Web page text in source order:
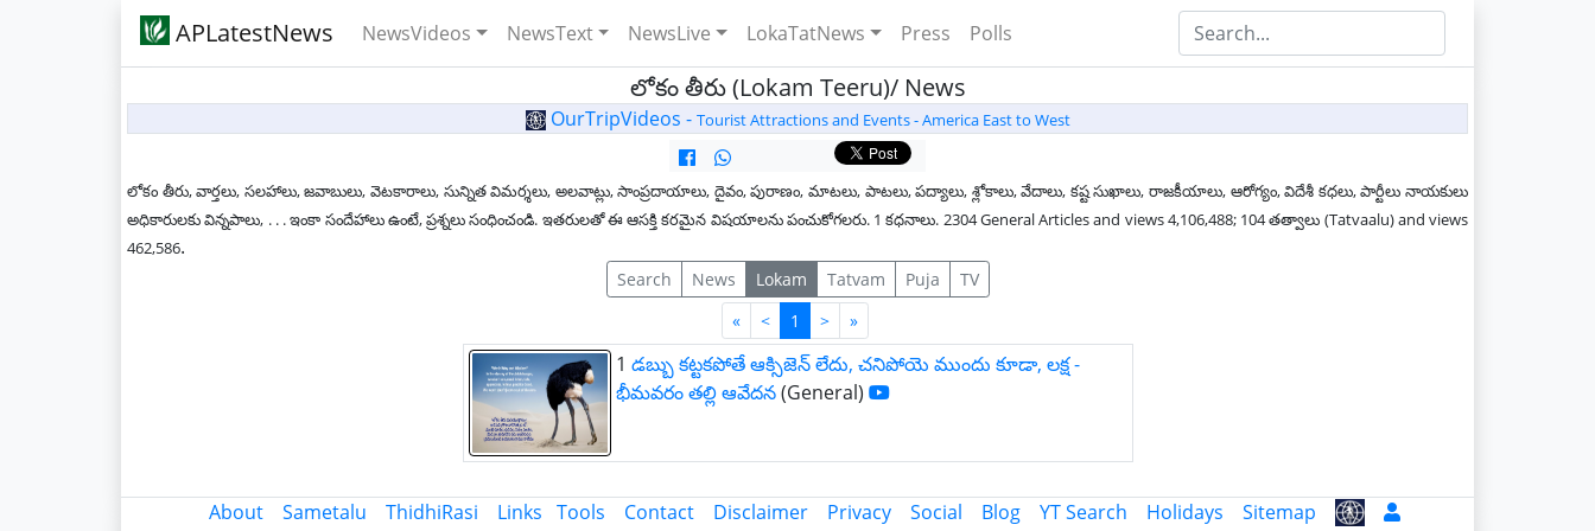
APLatestNews NewsVideos NewsText NewsLive LokaTatNews Press Polls
లోకం తీరు (Lokam Teeru)/ News
OurTripVideos - Tourist Attractions and Events - America East to West
లోకం తీరు, వార్తలు, సలహాలు, జవాబులు, వెటకారాలు, సున్నిత విమర్శలు, అలవాట్లు, సాంప్రదాయాలు, దైవం, పురాణం, మాటలు, పాటలు, పద్యాలు, శ్లోకాలు, వేదాలు, కష్ట సుఖాలు, రాజకీయాలు, ఆరోగ్యం, విదేశీ కధలు, పార్టీలు నాయకులు
అధికారులకు విన్నపాలు, . . . ఇంకా సందేహాలు ఉంటే, ప్రశ్నలు సంధించండి. ఇతరులతో ఈ ఆసక్తి కరమైన విషయాలను పంచుకోగలరు. 1 కధనాలు. 2304 General Articles and views 4,106,488; 104 తత్వాలు (Tatvaalu) and views
462,586.
Search News Lokam Tatvam Puja
TV
«First
< 1 > »Last
1 డబ్బు కట్టకపోతే ఆక్సిజెన్ లేదు, చనిపోయె ముందు కూడా, లక్ష -
భీమవరం తల్లి ఆవేదన(General)
About Sametalu ThidhiRasi Links Tools Contact Disclaimer Privacy Social Blog YT Search Holidays Sitemap